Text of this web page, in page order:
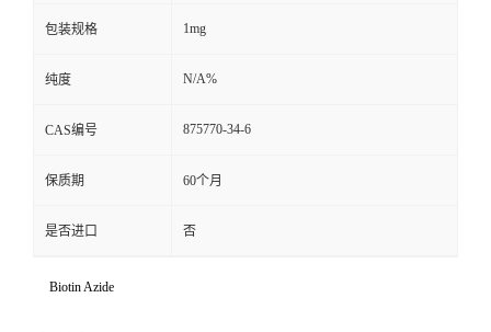
包装规格 1mg
纯度 N/A%
CAS编号 875770-34-6
保质期 60个月
是否进口 否
Biotin Azide